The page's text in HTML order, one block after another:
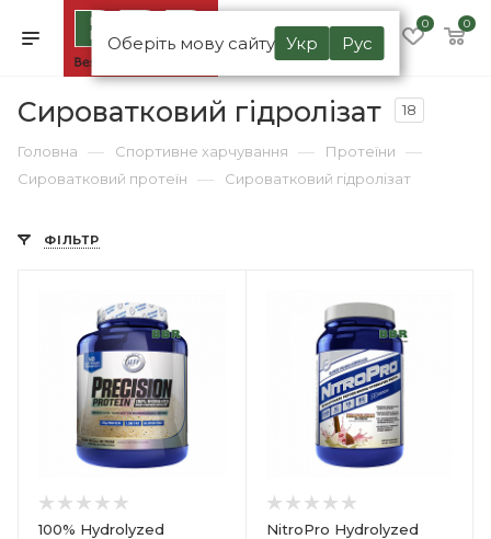
Оберіть мову сайту Укр Рус
0 0
Сироватковий гідролізат 18
Головна — Спортивне харчування — Протеїни —
Сироватковий протеїн — Сироватковий гідролізат
ФІЛЬТР
100% Hydrolyzed
NitroPro Hydrolyzed